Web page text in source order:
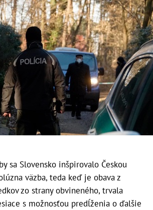
sa Slovensko inšpirovalo Českou
väzba, teda keď je obava z
zo strany obvineného, trvala
s možnosťou predĺženia o ďalšie